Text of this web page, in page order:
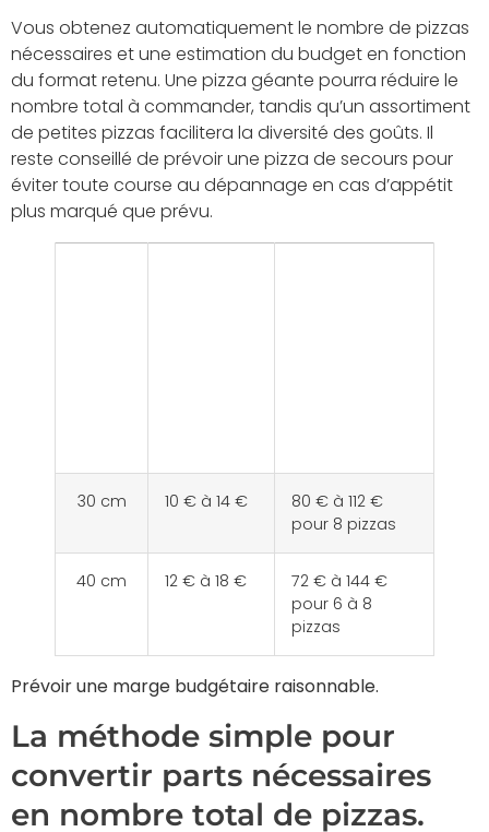
Vous obtenez automatiquement le nombre de pizzas
nécessaires et une estimation du budget en fonction
du format retenu. Une pizza géante pourra réduire le
nombre total à commander, tandis qu’un assortiment
de petites pizzas facilitera la diversité des goûts. Il
reste conseillé de prévoir une pizza de secours pour
éviter toute course au dépannage en cas d’appétit
plus marqué que prévu.
30 cm 10 € à 14 €
80 € à 112 €
pour 8 pizzas
40 cm 12 € à 18 €
72 € à 144 €
pour 6 à 8
pizzas
Prévoir une marge budgétaire raisonnable.
La méthode simple pour
convertir parts nécessaires
en nombre total de pizzas.